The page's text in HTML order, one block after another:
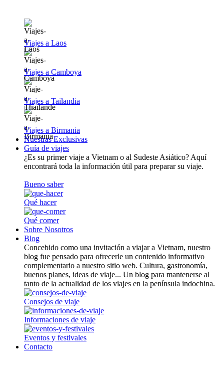
Viajes a Laos
Viajes a Camboya
Viajes a Tailandia
Viajes a Birmania
Nuestras Exclusivas
Guía de viajes
¿Es su primer viaje a Vietnam o al Sudeste Asiático? Aquí
encontrará toda la información útil para preparar su viaje.
Bueno saber
Qué hacer
Qué comer
Sobre Nosotros
Blog
Concebido como una invitación a viajar a Vietnam, nuestro
blog fue pensado para ofrecerle un contenido informativo
complementario a nuestro sitio web. Cultura, gastronomía,
buenos planes, ideas de viaje... Un blog para mantenerse al
tanto de la actualidad de los viajes en la península indochina.
Consejos de viaje
Informaciones de viaje
Eventos y festivales
Contacto